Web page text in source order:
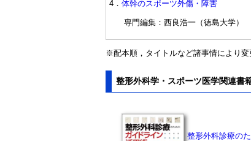
4． 体幹のスポーツ外傷・障害
専門編集：西良浩一（徳島大学）
※配本順，タイトルなど諸事情により変
整形外科学・スポーツ医学関連書
整形外科診療の